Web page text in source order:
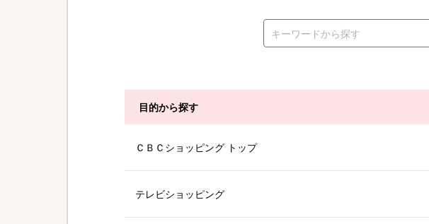
目的から探す
ＣＢＣショッピング トップ
テレビショッピング